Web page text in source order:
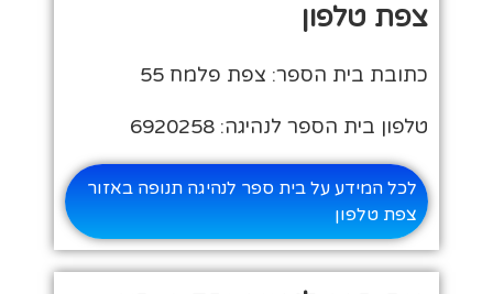
צפת טלפון
כתובת בית הספר: צפת פלמח 55
טלפון בית הספר לנהיגה: 6920258
לכל המידע על בית ספר לנהיגה תנופה באזור
צפת טלפון